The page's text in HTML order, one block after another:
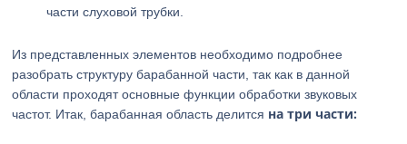
части слуховой трубки.
Из представленных элементов необходимо подробнее
разобрать структуру барабанной части, так как в данной
области проходят основные функции обработки звуковых
частот. Итак, барабанная область делится на три части: